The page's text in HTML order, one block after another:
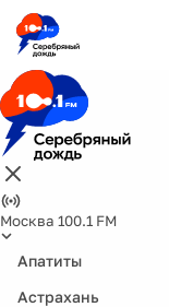
Москва 100.1 FM
Апатиты
Астрахань